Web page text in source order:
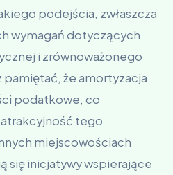
podejścia, zwłaszcza
wymagań dotyczących
i zrównoważonego
pamiętać, że amortyzacja
podatkowe, co
tego
miejscowościach
się inicjatywy wspierające